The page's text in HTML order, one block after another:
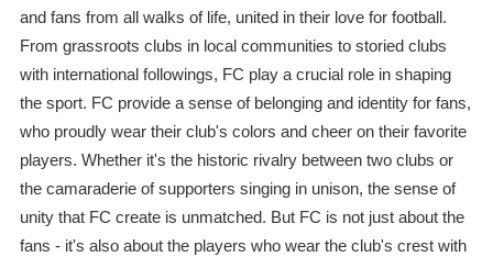
and fans from all walks of life, united in their love for football.
From grassroots clubs in local communities to storied clubs
with international followings, FC play a crucial role in shaping
the sport. FC provide a sense of belonging and identity for fans,
who proudly wear their club's colors and cheer on their favorite
players. Whether it's the historic rivalry between two clubs or
the camaraderie of supporters singing in unison, the sense of
unity that FC create is unmatched. But FC is not just about the
fans - it's also about the players who wear the club's crest with